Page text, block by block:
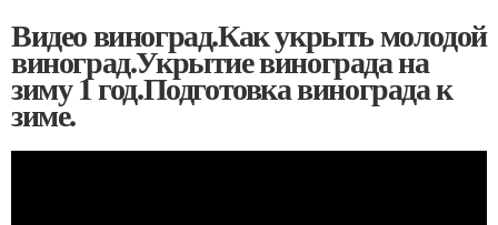
Видео виноград.Как укрыть молодой
виноград.Укрытие винограда на
зиму 1 год.Подготовка винограда к
зиме.